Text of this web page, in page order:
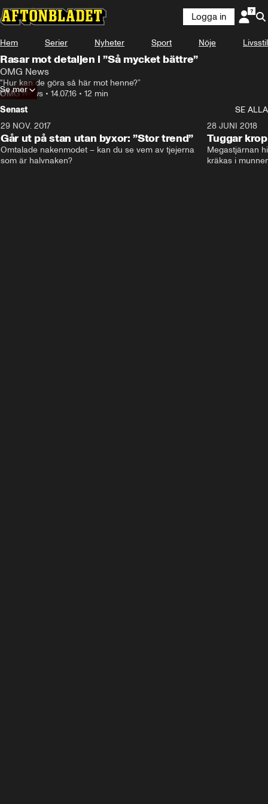
Logga in
Hem Serier Nyheter Sport Nöje Livsstil
Rasar mot detaljen i ”Så mycket bättre”
OMG News
"Hur kan de göra så här mot henne?”
OMG News • 14.07.16 • 12 min
Se mer
Senast
SE ALLA
29 NOV. 2017
Går ut på stan utan byxor: ”Stor trend”
Omtalade nakenmodet – kan du se vem av tjejerna
som är halvnaken?
28 JUNI 2018
Tuggar
Megastjärnan
kräkas i